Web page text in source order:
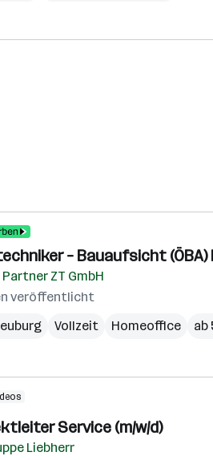
– Bauaufsicht
ZT GmbH
veröffentlicht
Vollzeit Homeoffice ab
Service (m/w/d)
Liebherr